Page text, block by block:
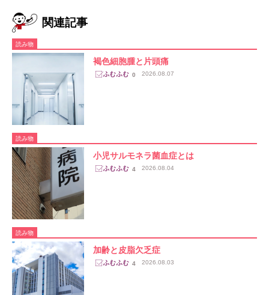
関連記事
読み物
褐色細胞腫と片頭痛
0 2026.08.07
読み物
小児サルモネラ菌血症とは
4 2026.08.04
読み物
加齢と皮脂欠乏症
4 2026.08.03